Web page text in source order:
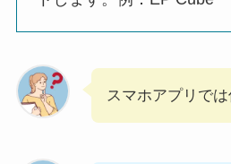
スマホアプリで